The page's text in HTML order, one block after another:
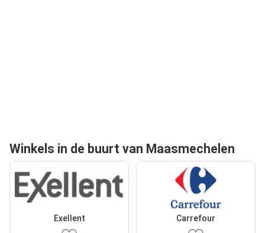
Winkels in de buurt van Maasmechelen
Exellent Carrefour